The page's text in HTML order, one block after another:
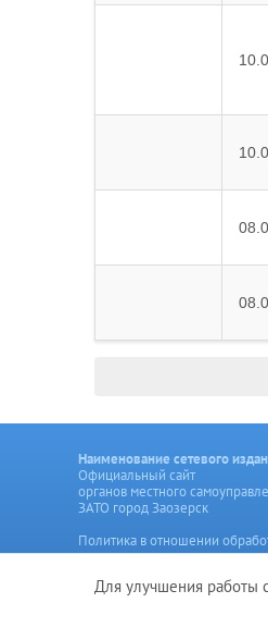
Наименование сетевого
Официальный сайт
органов местного
ЗАТО город Заозерск
Политика в отношении
персональных данных
Создание сайта – Старт Икс
Для улучшения работы